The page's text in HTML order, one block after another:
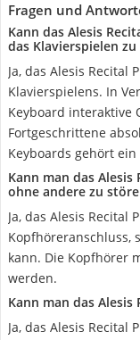
Fragen und
Kann das Alesis
das Klavierspielen
Ja, das Alesis Recital
Klavierspielens. In
Keyboard interaktive
Fortgeschrittene
Keyboards gehört
Kann man das
ohne andere zu
Ja, das Alesis Recital
Kopfhöreranschluss,
kann. Die Kopfhörer
werden.
Kann man das
Ja, das Alesis